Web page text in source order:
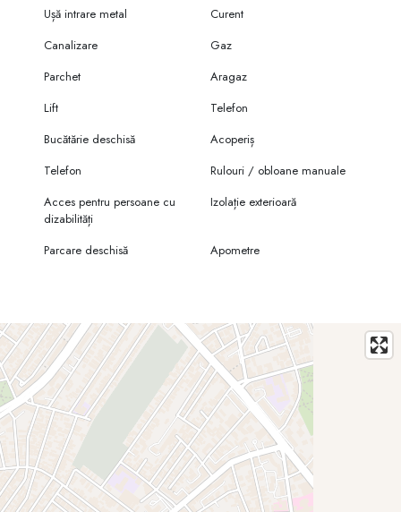
Ușă intrare metal
Curent
Canalizare
Gaz
Parchet
Aragaz
Lift
Telefon
Bucătărie deschisă
Acoperiș
Telefon
Rulouri / obloane manuale
Acces pentru persoane cu
dizabilități
Izolație exterioară
Parcare deschisă Apometre